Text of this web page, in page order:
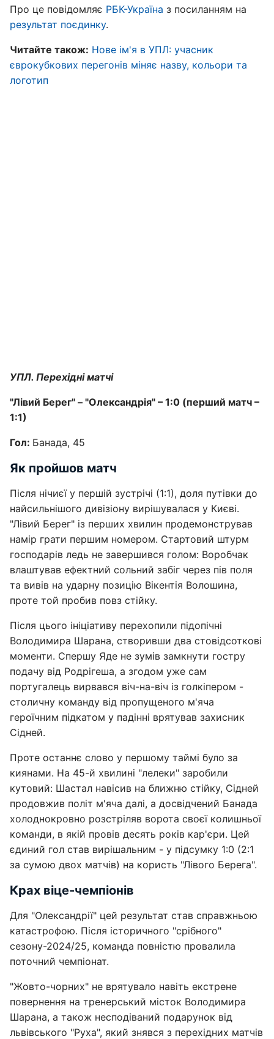
Про це повідомляє РБК-Україна з посиланням на
результат поєдинку.
Читайте також: Нове ім'я в УПЛ: учасник
єврокубкових перегонів міняє назву, кольори та
логотип
УПЛ. Перехідні матчі
"Лівий Берег" – "Олександрія" – 1:0 (перший матч –
1:1)
Гол: Банада, 45
Як пройшов матч
Після нічиєї у першій зустрічі (1:1), доля путівки до
найсильнішого дивізіону вирішувалася у Києві.
"Лівий Берег" із перших хвилин продемонстрував
намір грати першим номером. Стартовий штурм
господарів ледь не завершився голом: Воробчак
влаштував ефектний сольний забіг через пів поля
та вивів на ударну позицію Вікентія Волошина,
проте той пробив повз стійку.
Після цього ініціативу перехопили підопічні
Володимира Шарана, створивши два стовідсоткові
моменти. Спершу Яде не зумів замкнути гостру
подачу від Родрігеша, а згодом уже сам
португалець вирвався віч-на-віч із голкіпером -
столичну команду від пропущеного м'яча
героїчним підкатом у падінні врятував захисник
Сідней.
Проте останнє слово у першому таймі було за
киянами. На 45-й хвилині "лелеки" заробили
кутовий: Шастал навісив на ближню стійку, Сідней
продовжив політ м'яча далі, а досвідчений Банада
холоднокровно розстріляв ворота своєї колишньої
команди, в якій провів десять років кар'єри. Цей
єдиний гол став вирішальним - у підсумку 1:0 (2:1
за сумою двох матчів) на користь "Лівого Берега".
Крах віце-чемпіонів
Для "Олександрії" цей результат став справжньою
катастрофою. Після історичного "срібного"
сезону-2024/25, команда повністю провалила
поточний чемпіонат.
"Жовто-чорних" не врятувало навіть екстрене
повернення на тренерський місток Володимира
Шарана, а також несподіваний подарунок від
львівського "Руха", який знявся з перехідних матчів